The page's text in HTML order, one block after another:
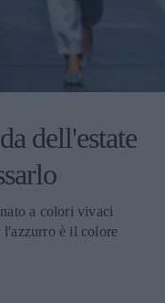
dell'estate
a colori vivaci
l'azzurro è il colore